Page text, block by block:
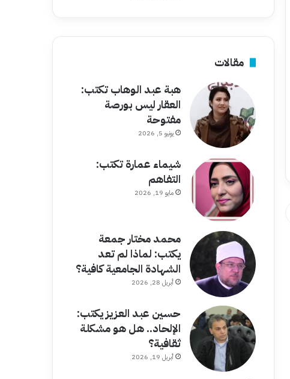
مقالات
هبة عبد الوهاب تكتب:
العقار ليس بورصة
مفتوحة
يونيو 5, 2026
شيماء عمارة تكتب:
التفاهم
مايو 19, 2026
محمد مختار جمعة
يكتب: لماذا لم تعد
الشهادة الجامعية كافية؟
أبريل 28, 2026
حسين عبد العزيز يكتب:
الإلحاد.. هل هو مشكلة
ثقافية؟
أبريل 19, 2026